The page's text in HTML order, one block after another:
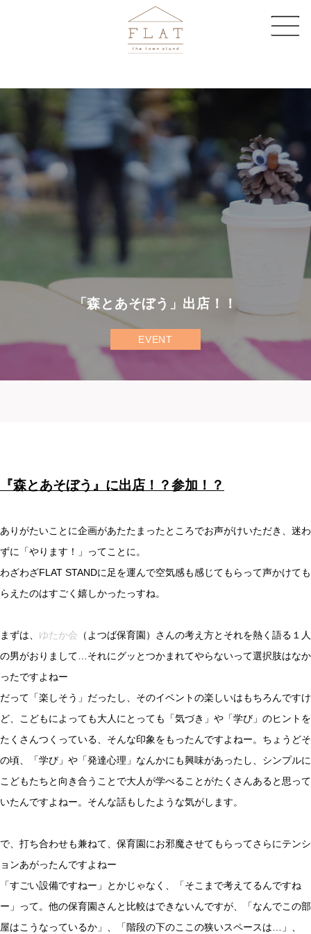
CAFE
SHARE SPACE
EC STORE
CONTACT
「森とあそぼう」出店！！
EVENT
『森とあそぼう』に出店！？参加！？
ありがたいことに企画があたたまったところでお声がけいただき、迷わ
ずに「やります！」ってことに。
わざわざFLAT STANDに足を運んで空気感も感じてもらって声かけても
らえたのはすごく嬉しかったっすね。
まずは、 ゆたか会 （よつば保育園）さんの考え方とそれを熱く語る１人
の男がおりまして…それにグッとつかまれてやらないって選択肢はなか
ったですよねー
だって「楽しそう」だったし、そのイベントの楽しいはもちろんですけ
ど、こどもによっても大人にとっても「気づき」や「学び」のヒントを
たくさんつくっている、そんな印象をもったんですよねー。ちょうどそ
の頃、「学び」や「発達心理」なんかにも興味があったし、シンプルに
こどもたちと向き合うことで大人が学べることがたくさんあると思って
いたんですよねー。そんな話もしたような気がします。
で、打ち合わせも兼ねて、保育園にお邪魔させてもらってさらにテンシ
ョンあがったんですよねー
「すごい設備ですねー」とかじゃなく、「そこまで考えてるんですね
ー」って。他の保育園さんと比較はできないんですが、「なんでこの部
屋はこうなっているか」、「階段の下のここの狭いスペースは…」、